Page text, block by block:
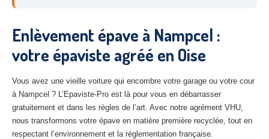
– Eure-et-Loir
27– Eure
– Aube
02 – Aisne
Tousles secteurs
Enlèvement épave à Nampcel :
votre épaviste agréé en Oise
Vous avez une vieille voiture qui encombre votre garage ou votre cour
à Nampcel ? L’Epaviste-Pro est là pour vous en débarrasser
gratuitement et dans les règles de l’art. Avec notre agrément VHU,
nous transformons votre épave en matière première recyclée, tout en
respectant l’environnement et la réglementation française.